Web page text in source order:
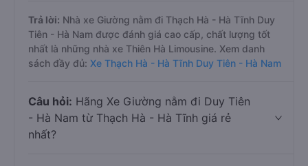
Trả lời: Nhà xe Giường nằm đi Thạch Hà - Hà Tĩnh Duy
Tiên - Hà Nam được đánh giá cao cấp, chất lượng tốt
nhất là những nhà xe Thiên Hà Limousine. Xem danh
sách đầy đủ: Xe Thạch Hà - Hà Tĩnh Duy Tiên - Hà Nam
Câu hỏi: Hãng Xe Giường nằm đi Duy Tiên
- Hà Nam từ Thạch Hà - Hà Tĩnh giá rẻ
nhất?